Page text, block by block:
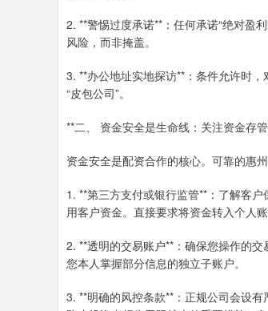
2. **警惕过度承诺**：任何承诺“绝对盈
风险，而非掩盖。
3. **办公地址实地探访**：条件允许时
“皮包公司”。
**二、 资金安全是生命线：关注资金存
资金安全是配资合作的核心。可靠的惠
1. **第三方支付或银行监管**：了解客
用客户资金。直接要求将资金转入个人
2. **透明的交易账户**：确保您操作的
您本人掌握部分信息的独立子账户。
3. **明确的风控条款**：正规公司会设